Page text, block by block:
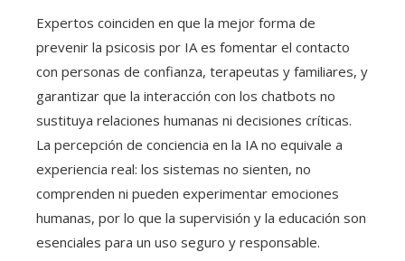
Expertos coinciden en que la mejor forma de
prevenir la psicosis por IA es fomentar el contacto
con personas de confianza, terapeutas y familiares, y
garantizar que la interacción con los chatbots no
sustituya relaciones humanas ni decisiones críticas.
La percepción de conciencia en la IA no equivale a
experiencia real: los sistemas no sienten, no
comprenden ni pueden experimentar emociones
humanas, por lo que la supervisión y la educación son
esenciales para un uso seguro y responsable.